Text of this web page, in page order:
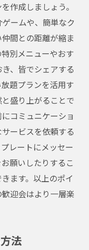
作成しましょう。
ームや、簡単なク
間との距離が縮ま
別メニューやおす
、皆でシェアする
題プランを活用す
盛り上がることで
コミュニケーショ
ービスを依頼する
レートにメッセー
願いしたりするこ
ます。以上のポイ
迎会はより一層楽
法